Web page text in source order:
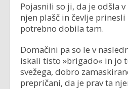
Pojasnili so ji, da je odšla
njen plašč in čevlje prinesli
potrebno dobila tam.
Domačini pa so le v
iskali tisto »brigado« in jo
svežega, dobro
prepričani, da je prav ta